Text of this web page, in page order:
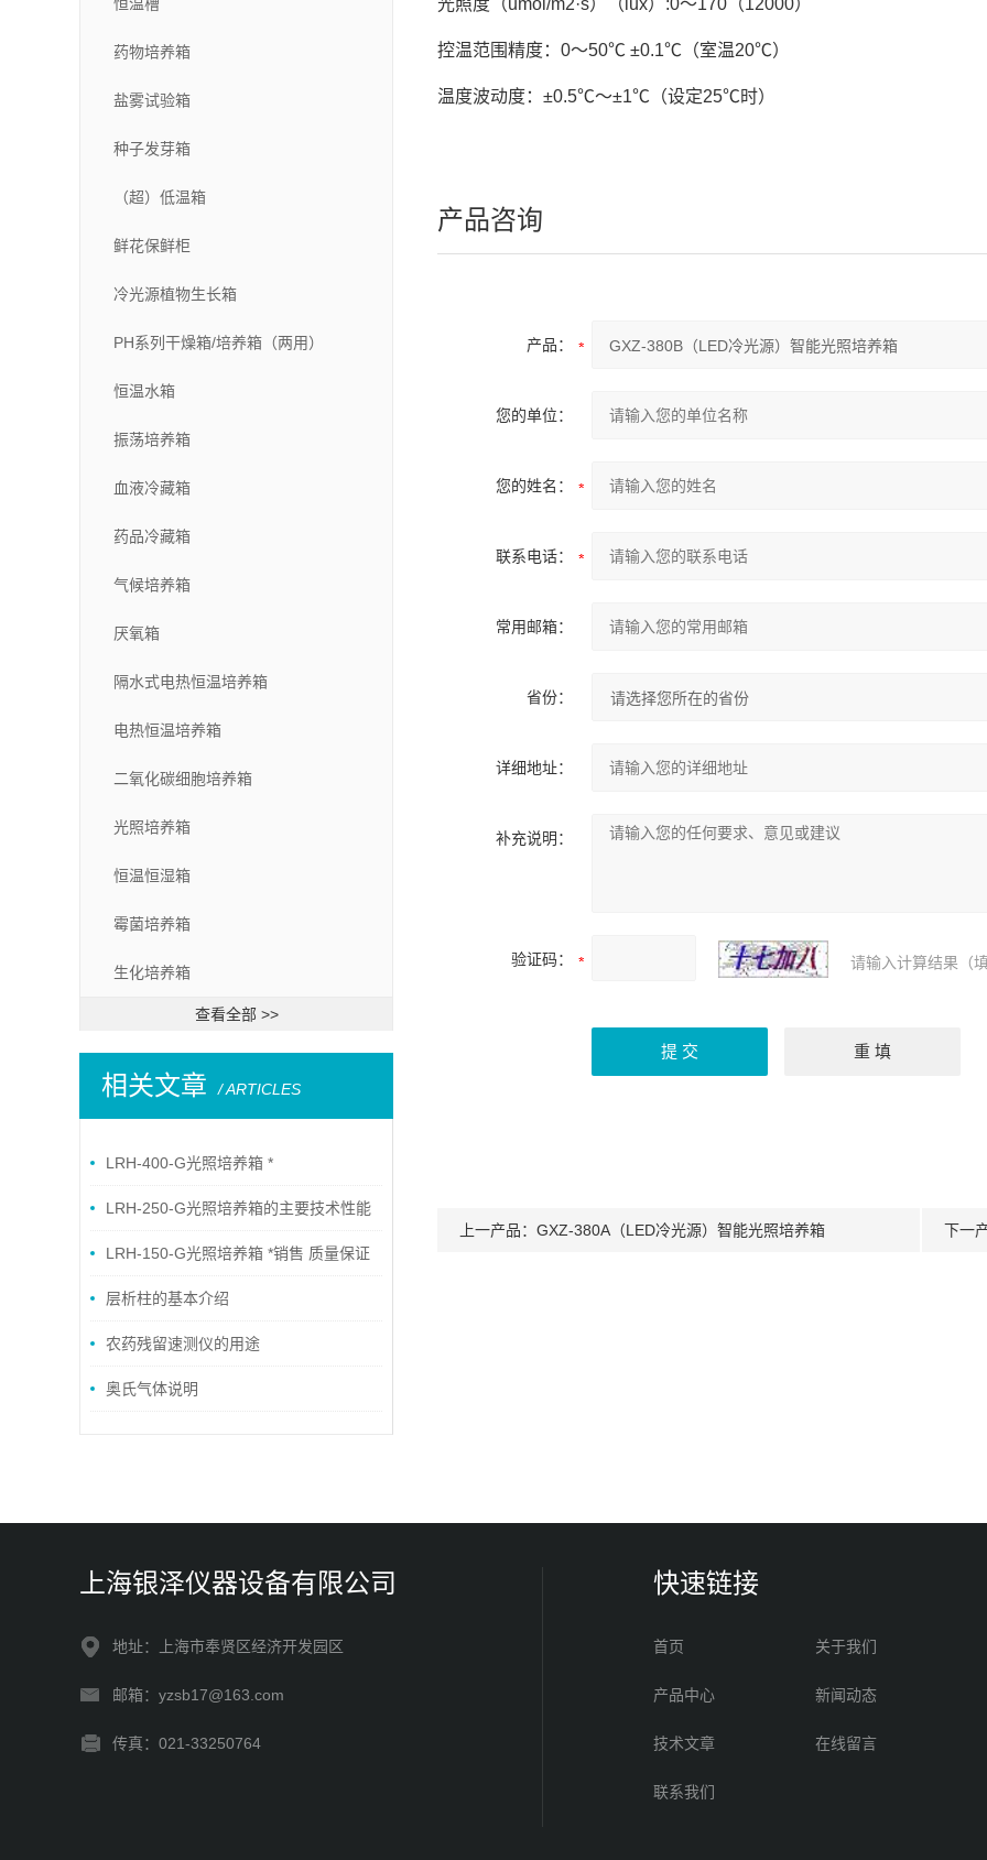
药物培养箱
盐雾试验箱
种子发芽箱
（超）低温箱
鲜花保鲜柜
冷光源植物生长箱
PH系列干燥箱/培养箱（两用）
恒温水箱
振荡培养箱
血液冷藏箱
药品冷藏箱
气候培养箱
厌氧箱
隔水式电热恒温培养箱
电热恒温培养箱
二氧化碳细胞培养箱
光照培养箱
恒温恒湿箱
霉菌培养箱
生化培养箱
查看全部 >>
相关文章 / ARTICLES
LRH-400-G光照培养箱 *
LRH-250-G光照培养箱的主要技术性能
LRH-150-G光照培养箱 *销售 质量保证
层析柱的基本介绍
农药残留速测仪的用途
奥氏气体说明
光照度（umol/m2·s）（lux）:0～170（12000）
控温范围精度：0～50℃ ±0.1℃（室温20℃）
温度波动度：±0.5℃～±1℃（设定25℃时）
产品咨询
产品：
您的单位：
您的姓名：
联系电话：
常用邮箱：
省份：
详细地址：
补充说明：
验证码： 请输入计算结果（
上一产品： GXZ-380A（LED冷光源）智能光照培养箱 下一
上海银泽仪器设备有限公司
地址：上海市奉贤区经济开发园区
邮箱：yzsb17@163.com
传真：021-33250764
快速链接
首页 关于我们
产品中心 新闻动态
技术文章 在线留言
联系我们